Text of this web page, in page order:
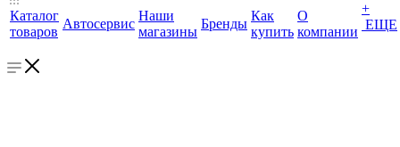
Каталог
товаров
Автосервис
Наши
магазины
Бренды
Как
купить
О
компании
+
ЕЩЕ